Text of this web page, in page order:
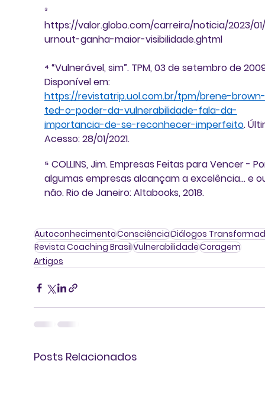
³
https://valor.globo.com/carreira/noticia/2023/
urnout-ganha-maior-visibilidade.ghtml
⁴ “Vulnerável, sim”. TPM, 03 de setembro de
Disponível em:
https://revistatrip.uol.com.br/tpm/brene-
ted-o-poder-da-vulnerabilidade-fala-da-
importancia-de-se-reconhecer-imperfeito.
Acesso: 28/01/2021.
⁵ COLLINS, Jim. Empresas Feitas para Vencer -
algumas empresas alcançam a excelência... e
não. Rio de Janeiro: Altabooks, 2018.
AutoconhecimentoConsciênciaDiálogos
Revista Coaching BrasilVulnerabilidadeCoragem
Artigos
Posts Relacionados